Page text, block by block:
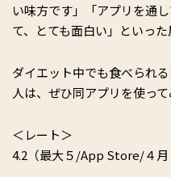
い味方です」「アプリを通
て、とても面白い」といった
ダイエット中でも食べられ
人は、ぜひ同アプリを使って
＜レート＞
4.2（最大５/App Store/４月